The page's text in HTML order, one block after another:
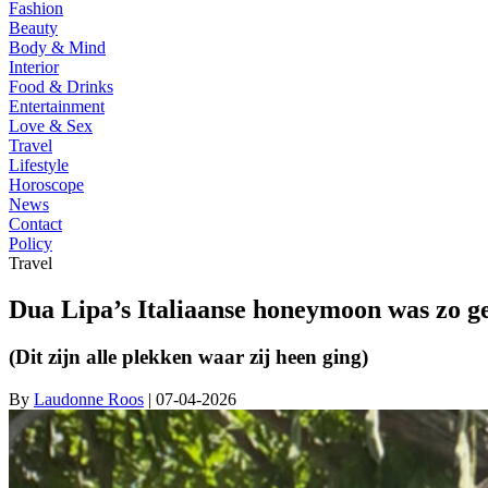
Fashion
Beauty
Body & Mind
Interior
Food & Drinks
Entertainment
Love & Sex
Travel
Lifestyle
Horoscope
News
Contact
Policy
Travel
Dua Lipa’s Italiaanse honeymoon was zo
(Dit zijn alle plekken waar zij heen ging)
By Laudonne Roos | 07-04-2026